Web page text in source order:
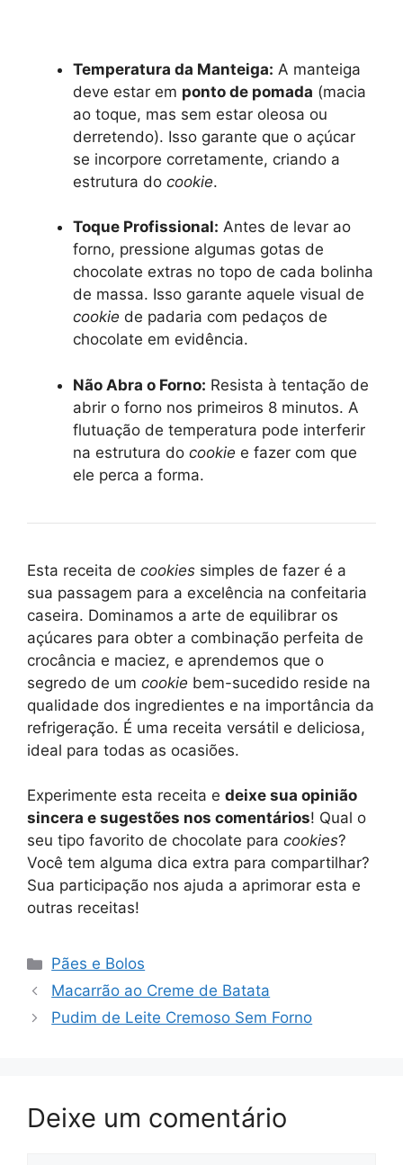
Temperatura da Manteiga: A manteiga
deve estar em ponto de pomada (macia
ao toque, mas sem estar oleosa ou
derretendo). Isso garante que o açúcar
se incorpore corretamente, criando a
estrutura do cookie.
Toque Profissional: Antes de levar ao
forno, pressione algumas gotas de
chocolate extras no topo de cada bolinha
de massa. Isso garante aquele visual de
cookie de padaria com pedaços de
chocolate em evidência.
Não Abra o Forno: Resista à tentação de
abrir o forno nos primeiros 8 minutos. A
flutuação de temperatura pode interferir
na estrutura do cookie e fazer com que
ele perca a forma.
Esta receita de cookies simples de fazer é a
sua passagem para a excelência na confeitaria
caseira. Dominamos a arte de equilibrar os
açúcares para obter a combinação perfeita de
crocância e maciez, e aprendemos que o
segredo de um cookie bem-sucedido reside na
qualidade dos ingredientes e na importância da
refrigeração. É uma receita versátil e deliciosa,
ideal para todas as ocasiões.
Experimente esta receita e deixe sua opinião
sincera e sugestões nos comentários! Qual o
seu tipo favorito de chocolate para cookies?
Você tem alguma dica extra para compartilhar?
Sua participação nos ajuda a aprimorar esta e
outras receitas!
Categorias
Pães e Bolos
Macarrão ao Creme de Batata
Pudim de Leite Cremoso Sem Forno
Deixe um comentário